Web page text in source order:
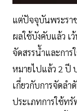
แต่ปัจจุบันพระรา
ผลใช้บังคับแล้ว
จัดสรรน้ำและการ
หมายไปแล้ว 2 ปี
เกี่ยวกับการจัดลำ
ประเภทการใช้ท